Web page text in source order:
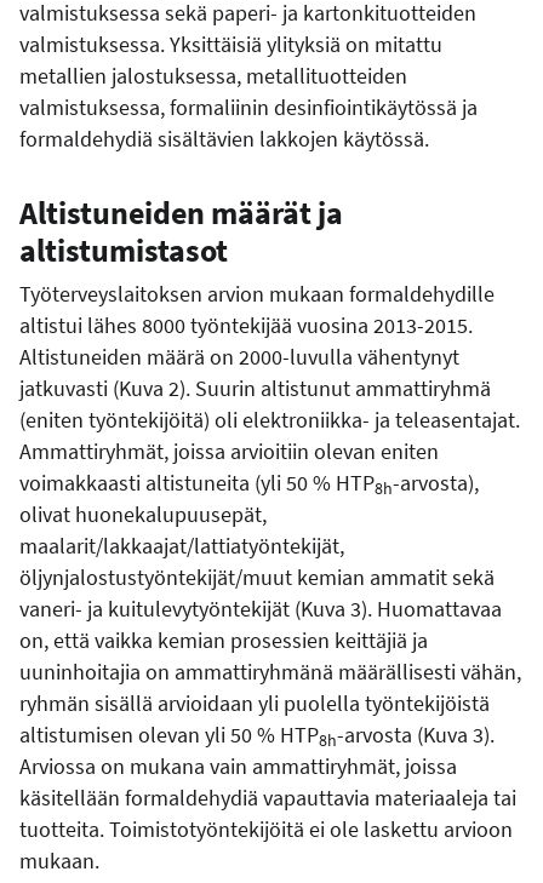
valmistuksessa sekä paperi- ja kartonkituotteiden
valmistuksessa. Yksittäisiä ylityksiä on mitattu
metallien jalostuksessa, metallituotteiden
valmistuksessa, formaliinin desinfiointikäytössä ja
formaldehydiä sisältävien lakkojen käytössä.
Altistuneiden määrät ja
altistumistasot
Työterveyslaitoksen arvion mukaan formaldehydille
altistui lähes 8000 työntekijää vuosina 2013-2015.
Altistuneiden määrä on 2000-luvulla vähentynyt
jatkuvasti (Kuva 2). Suurin altistunut ammattiryhmä
(eniten työntekijöitä) oli elektroniikka- ja teleasentajat.
Ammattiryhmät, joissa arvioitiin olevan eniten
voimakkaasti altistuneita (yli 50 % HTP8h-arvosta),
olivat huonekalupuusepät,
maalarit/lakkaajat/lattiatyöntekijät,
öljynjalostustyöntekijät/muut kemian ammatit sekä
vaneri- ja kuitulevytyöntekijät (Kuva 3). Huomattavaa
on, että vaikka kemian prosessien keittäjiä ja
uuninhoitajia on ammattiryhmänä määrällisesti vähän,
ryhmän sisällä arvioidaan yli puolella työntekijöistä
altistumisen olevan yli 50 % HTP8h-arvosta (Kuva 3).
Arviossa on mukana vain ammattiryhmät, joissa
käsitellään formaldehydiä vapauttavia materiaaleja tai
tuotteita. Toimistotyöntekijöitä ei ole laskettu arvioon
mukaan.